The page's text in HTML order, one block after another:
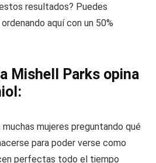
resultados? Puedes
aquí con un 50%
Mishell Parks opina
mujeres preguntando qué
para poder verse como
perfectas todo el tiempo